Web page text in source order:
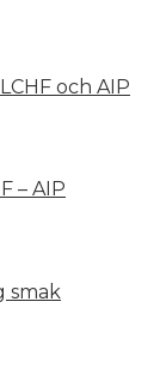
och AIP
– AIP
smak